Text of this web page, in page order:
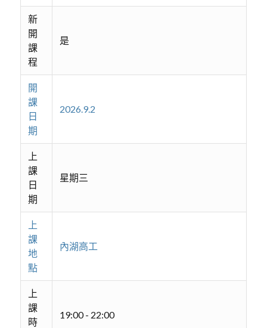
新
開
課
程
是
開
課
日
期
2026.9.2
上
課
日
期
星期三
上
課
地
點
內湖高工
上
課
時
19:00 - 22:00